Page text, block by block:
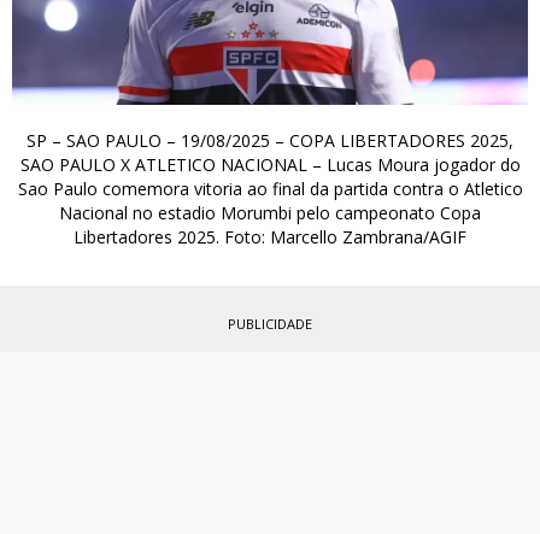
SP – SAO PAULO – 19/08/2025 – COPA LIBERTADORES 2025,
SAO PAULO X ATLETICO NACIONAL – Lucas Moura jogador do
Sao Paulo comemora vitoria ao final da partida contra o Atletico
Nacional no estadio Morumbi pelo campeonato Copa
Libertadores 2025. Foto: Marcello Zambrana/AGIF
PUBLICIDADE